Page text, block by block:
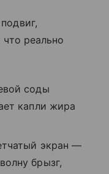
что реально
соды
капли жира
экран —
брызг,